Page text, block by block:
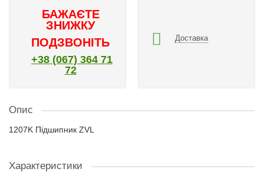
БАЖАЄТЕ
ЗНИЖКУ
ПОДЗВОНІТЬ
+38 (067) 364 71
72
Доставка
Опис
1207K Підшипник ZVL
Характеристики